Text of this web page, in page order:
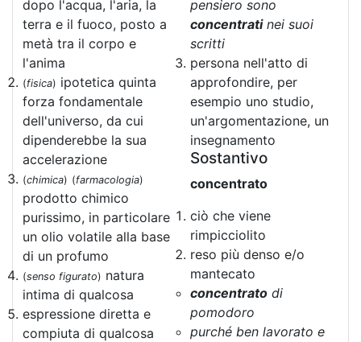
dopo l'acqua, l'aria, la
terra e il fuoco, posto a
metà tra il corpo e
l'anima
(fisica) ipotetica quinta
forza fondamentale
dell'universo, da cui
dipenderebbe la sua
accelerazione
(chimica) (farmacologia)
prodotto chimico
purissimo, in particolare
un olio volatile alla base
di un profumo
(senso figurato) natura
intima di qualcosa
espressione diretta e
compiuta di qualcosa
pensiero sono
concentratinei suoi
scritti
persona nell'atto di
approfondire, per
esempio uno studio,
un'argomentazione, un
insegnamento
Sostantivo
concentrato
ciò che viene
rimpicciolito
reso più denso e/o
mantecato
concentrato di
pomodoro
purché ben lavorato e